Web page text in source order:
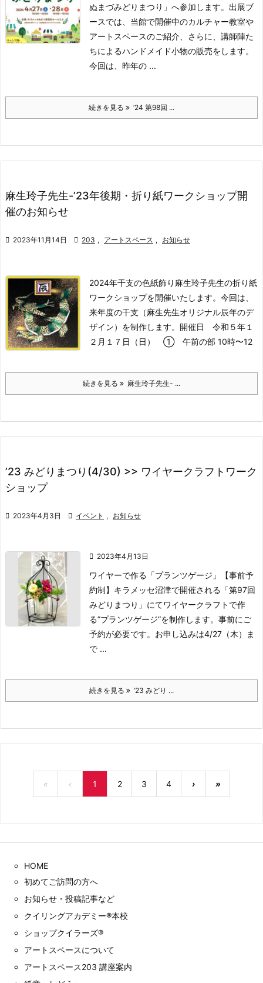
ぬまづみどりまつり」へ参加します。出展ブ
ースでは、当館で開催中のカルチャー教室や
アートスペースのご紹介、さらに、講師陣た
ちによるハンドメイド小物の販売をします。
今回は、昨年の ...
続きを見る ’24 第98回 ...
麻生玲子先生-’23年後期・折り紙ワークショップ開
催のお知らせ
 2023年11月14日  203 , アートスペース , お知らせ
2024年干支の色紙飾り 麻生玲子先生の折り紙
ワークショップを開催いたします。 今回は、
来年度の干支（麻生先生オリジナル辰年のデ
ザイン）を制作します。 開催日 令和５年１
２月１７日（日） ① 午前の部 10時〜12
続きを見る 麻生玲子先生- ...
’23 みどりまつり(4/30) >> ワイヤークラフトワーク
ショップ
 2023年4月3日  イベント , お知らせ
 2023年4月13日
ワイヤーで作る「プランツゲージ」【事前予
約制】 キラメッセ沼津で開催される「第97回
みどりまつり」にてワイヤークラフトで作
る”プランツゲージ”を制作します。 事前にご
予約が必要です。 お申し込みは4/27（木）ま
で ...
続きを見る ’23 みどり ...
« ‹ 1 2 3 4 › »
HOME
初めてご訪問の方へ
お知らせ・投稿記事など
クイリングアカデミー®︎本校
ショップクイラーズ®︎
アートスペースについて
アートスペース203 講座案内